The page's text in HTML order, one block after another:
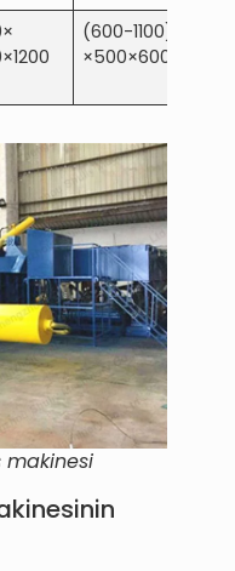
(600-1100)
×500×600
makinesi